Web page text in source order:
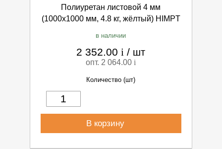
Полиуретан листовой 4 мм
(1000х1000 мм, 4.8 кг, жёлтый) HIMPT
в наличии
2 352.00i / шт
опт. 2 064.00i
Количество (шт)
В корзину